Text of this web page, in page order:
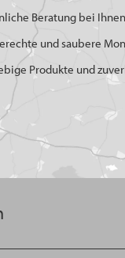
Beratung bei
und saubere
Produkte und